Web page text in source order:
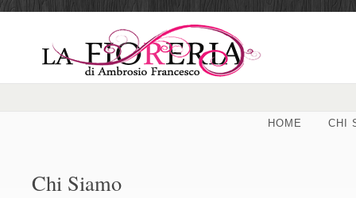
HOME CHI
Chi Siamo